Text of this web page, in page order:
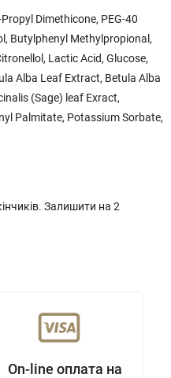
Dimethicone, PEG-40
Butylphenyl Methylpropional,
Lactic Acid, Glucose,
Alba Leaf Extract, Betula Alba
(Sage) leaf Exract,
Palmitate, Potassium Sorbate,
Залишити на 2
On-line оплата на